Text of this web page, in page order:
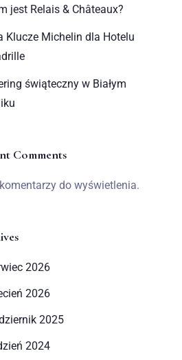
jest Relais & Châteaux?
Klucze Michelin dla Hotelu
świąteczny w Białym
Comments
do wyświetlenia.
2026
2026
2025
2024